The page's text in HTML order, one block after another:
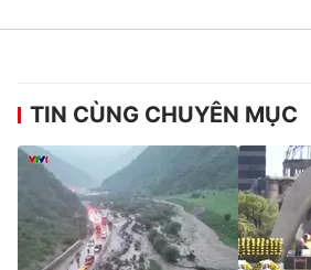
TIN CÙNG CHUYÊN MỤC